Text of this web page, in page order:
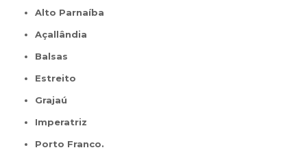
Alto Parnaíba
Açallândia
Balsas
Estreito
Grajaú
Imperatriz
Porto Franco.